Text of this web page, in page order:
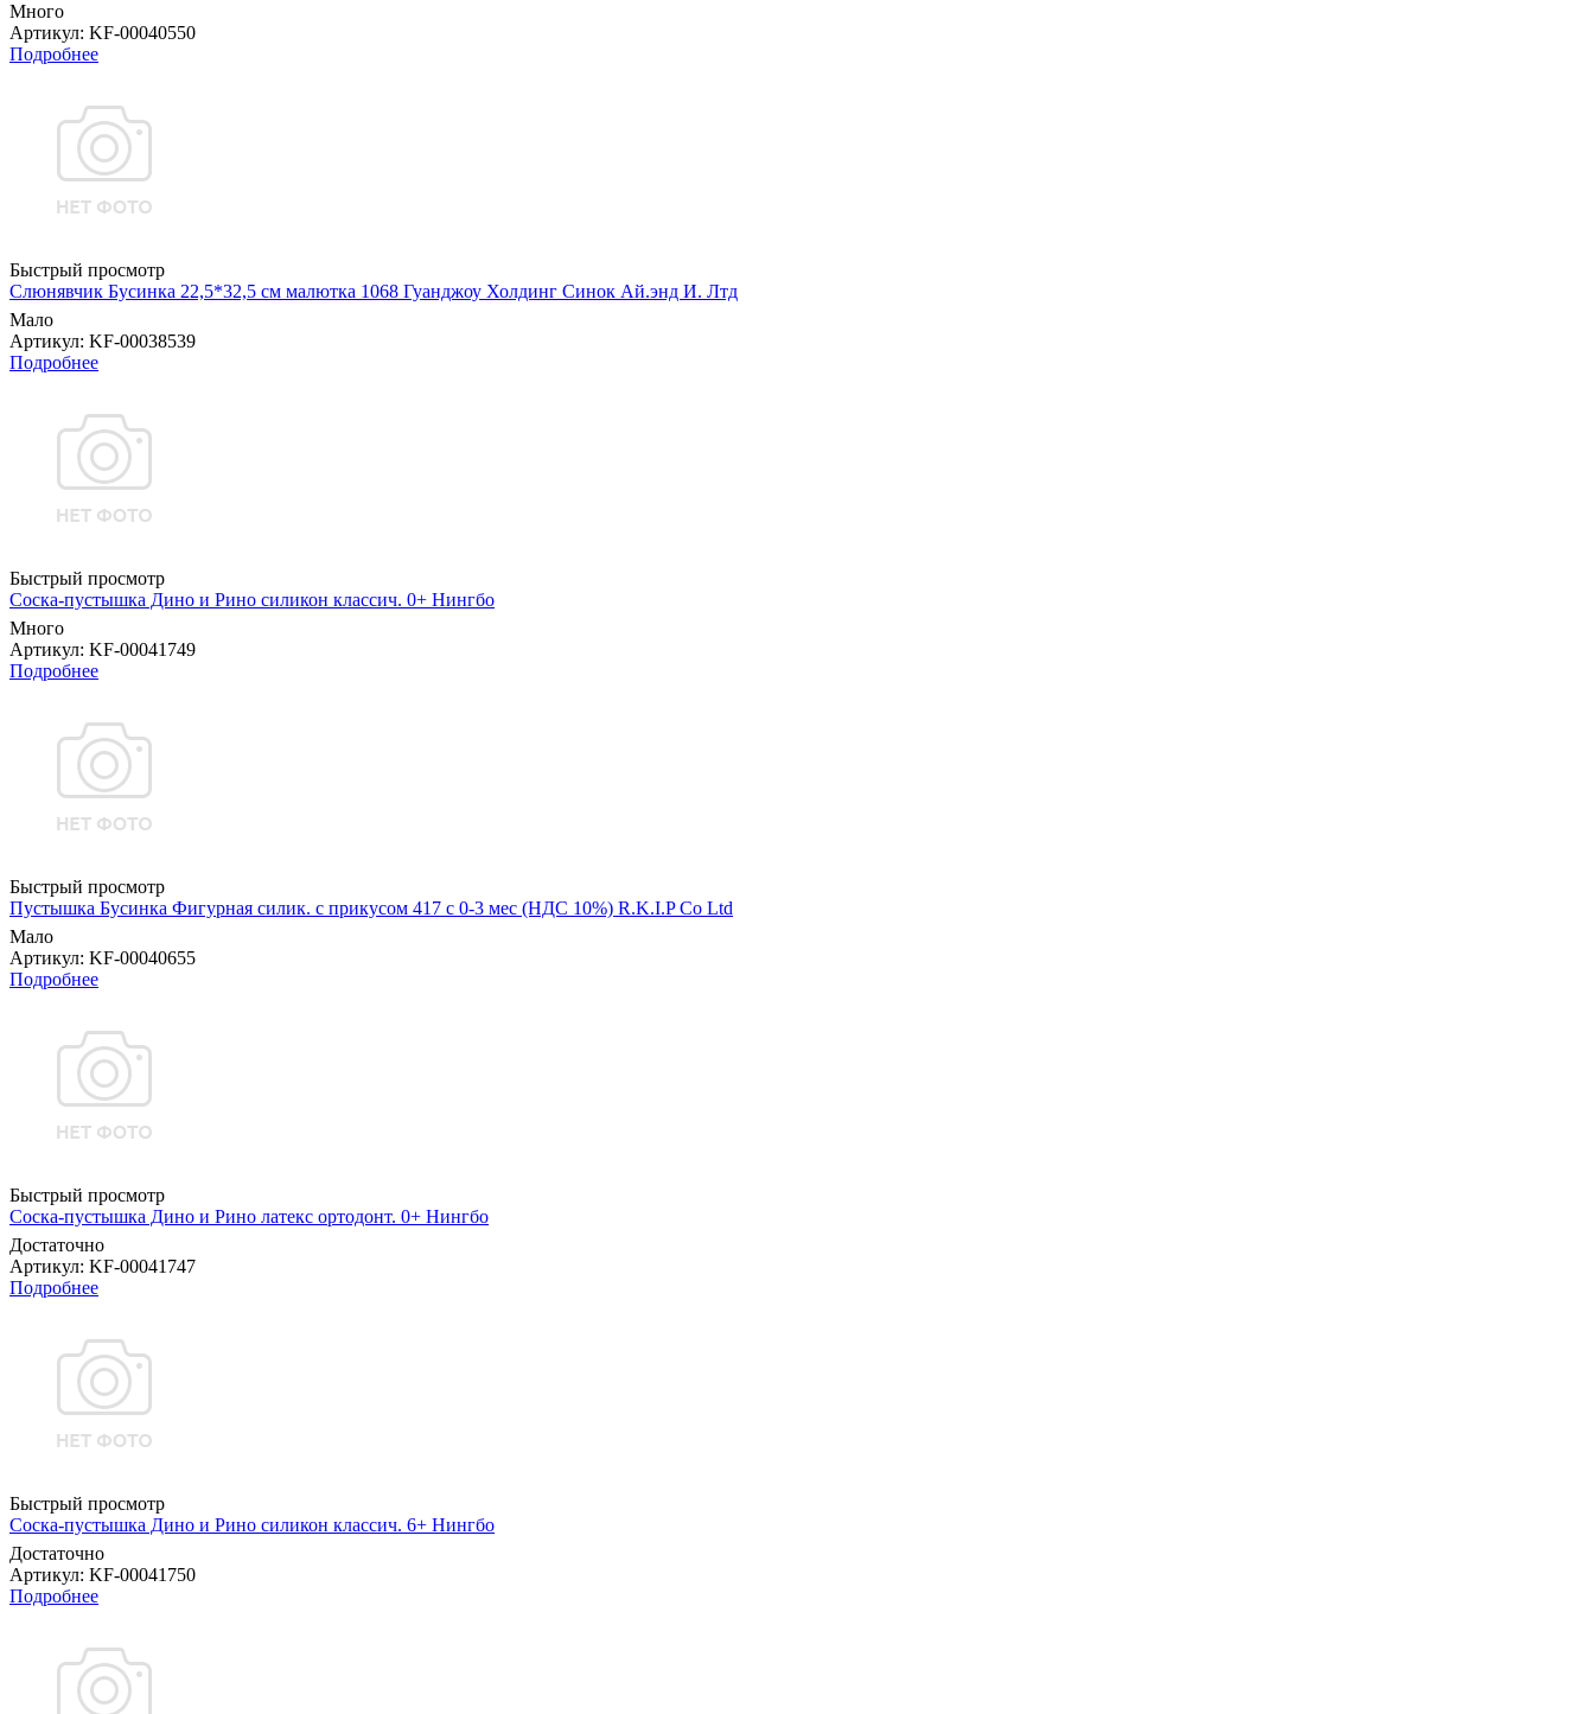
Много
Артикул: KF-00040550
Подробнее
Быстрый просмотр
Слюнявчик Бусинка 22,5*32,5 см малютка 1068 Гуанджоу Холдинг Синок Ай.энд И. Лтд
Мало
Артикул: KF-00038539
Подробнее
Быстрый просмотр
Соска-пустышка Дино и Рино силикон классич. 0+ Нингбо
Много
Артикул: KF-00041749
Подробнее
Быстрый просмотр
Пустышка Бусинка Фигурная силик. с прикусом 417 с 0-3 мес (НДС 10%) R.K.I.P Co Ltd
Мало
Артикул: KF-00040655
Подробнее
Быстрый просмотр
Соска-пустышка Дино и Рино латекс ортодонт. 0+ Нингбо
Достаточно
Артикул: KF-00041747
Подробнее
Быстрый просмотр
Соска-пустышка Дино и Рино силикон классич. 6+ Нингбо
Достаточно
Артикул: KF-00041750
Подробнее